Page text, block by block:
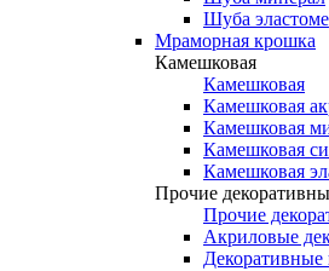
Шуба
Мраморная крошка
Камешковая
Камешковая
Камешковая
Камешковая
Камешковая
Камешковая
Прочие
Прочие
Акриловые
Декоративные